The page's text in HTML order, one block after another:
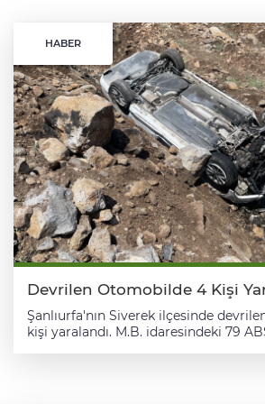
HABER
Devrilen Otomobilde 4 Kişi
Şanlıurfa'nın Siverek ilçesinde
kişi yaralandı. M.B. idaresindeki 79 ABS 888 plakalı